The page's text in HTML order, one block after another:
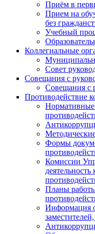
Приём в
Прием на
без
Учебный
Коллегиальные
Совет
Совещания с
Совещания с
Противодействие
Формы
Комиссии
Планы
Информация